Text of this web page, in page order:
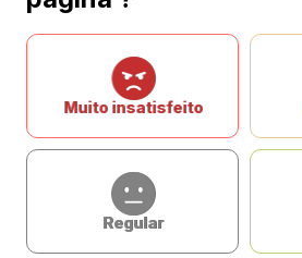
Muito insatisfeito
Regular